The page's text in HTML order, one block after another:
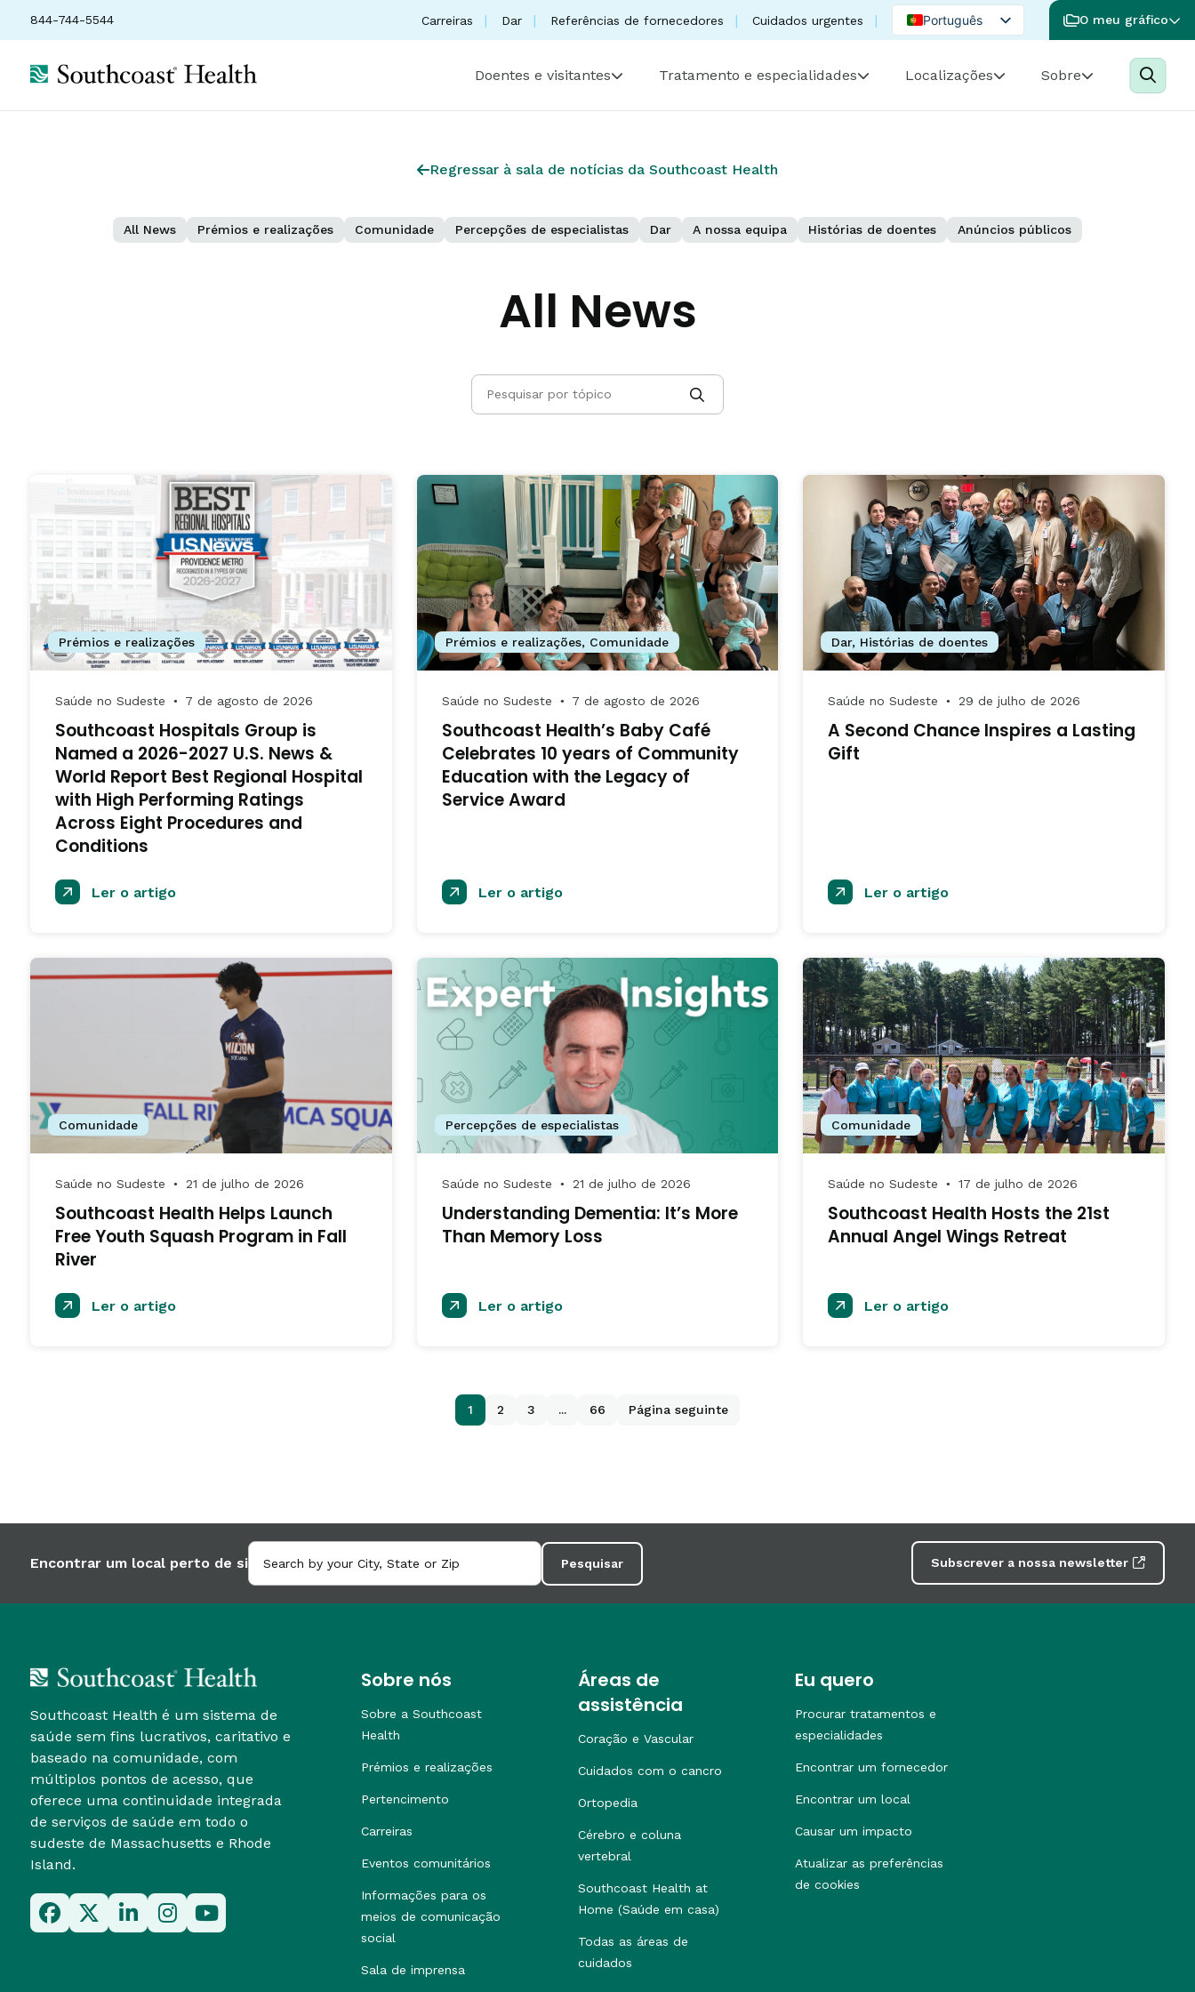
844-744-5544 Carreiras Dar Referências de fornecedores Cuidados urgentes
Português
Spanish
O meu gráfico
Doentes e visitantes Tratamento e especialidades Localizações Sobre
Regressar à sala de notícias da Southcoast Health
All News Prémios e realizações Comunidade Percepções de especialistas Dar A nossa equipa Histórias de doentes Anúncios públicos
All News
Prémios e realizações
Saúde no Sudeste ● 7 de agosto de 2026
Southcoast Hospitals Group is
Named a 2026-2027 U.S. News &
World Report Best Regional Hospital
with High Performing Ratings
Across Eight Procedures and
Conditions
Ler o artigo
Prémios e realizações, Comunidade
Saúde no Sudeste ● 7 de agosto de 2026
Southcoast Health’s Baby Café
Celebrates 10 years of Community
Education with the Legacy of
Service Award
Ler o artigo
Dar, Histórias de doentes
Saúde no Sudeste ● 29 de julho de 2026
A Second Chance Inspires a Lasting
Gift
Ler o artigo
Comunidade
Saúde no Sudeste ● 21 de julho de 2026
Southcoast Health Helps Launch
Free Youth Squash Program in Fall
River
Ler o artigo
Percepções de especialistas
Saúde no Sudeste ● 21 de julho de 2026
Understanding Dementia: It’s More
Than Memory Loss
Ler o artigo
Comunidade
Saúde no Sudeste ● 17 de julho de 2026
Southcoast Health Hosts the 21st
Annual Angel Wings Retreat
Ler o artigo
1 2 3 ... 66 Página seguinte
Encontrar um local perto de si Pesquisar Subscrever a nossa newsletter
Southcoast Health é um sistema de
saúde sem fins lucrativos, caritativo e
baseado na comunidade, com
múltiplos pontos de acesso, que
oferece uma continuidade integrada
de serviços de saúde em todo o
sudeste de Massachusetts e Rhode
Island.
Sobre nós
Sobre a Southcoast
Health
Prémios e realizações
Pertencimento
Carreiras
Eventos comunitários
Informações para os
meios de comunicação
social
Sala de imprensa
Áreas de
assistência
Coração e Vascular
Cuidados com o cancro
Ortopedia
Cérebro e coluna
vertebral
Southcoast Health at
Home (Saúde em casa)
Todas as áreas de
cuidados
Eu quero
Procurar tratamentos e
especialidades
Encontrar um fornecedor
Encontrar um local
Causar um impacto
Atualizar as preferências
de cookies